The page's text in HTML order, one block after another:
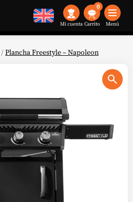
Mi cuenta
0
Menú
/Plancha Freestyle – Napoleon